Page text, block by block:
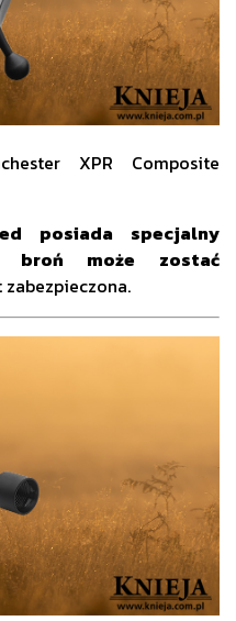
XPR Composite
posiada specjalny
broń może zostać